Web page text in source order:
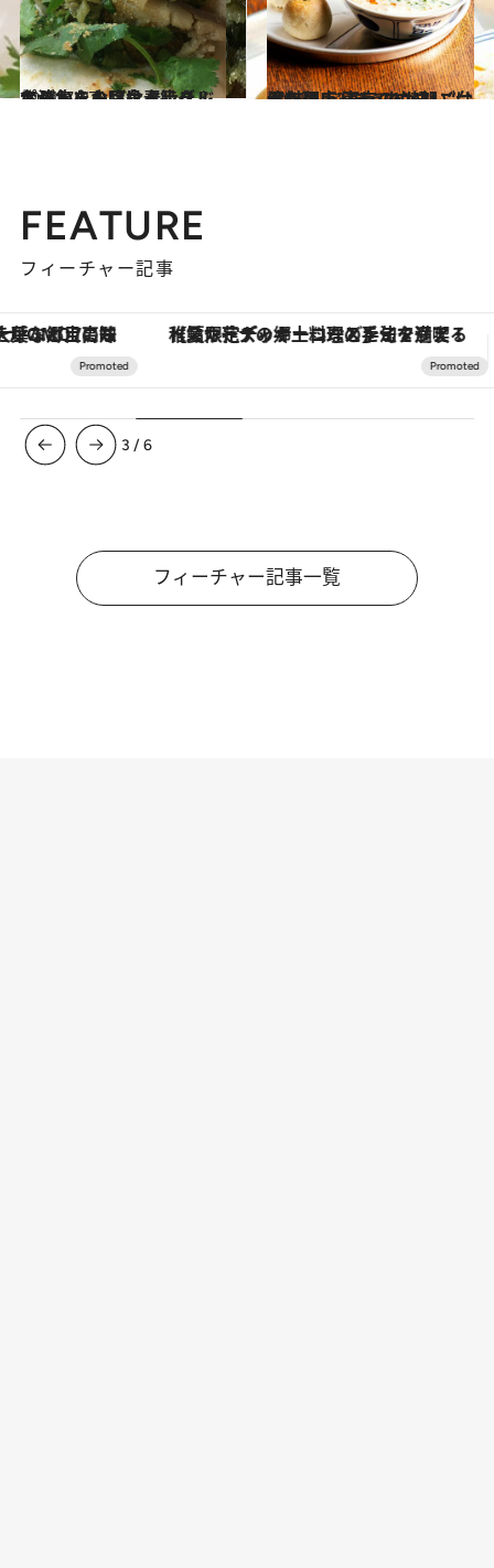
2021.7.17
台湾から小吃食べ歩きレポートをお届け B級グルメが集まる【永春】をぶらり
旅＆お出かけ 2021.11.24
保存版！ 東京のウマい“台湾料理店” あったか朝ごはんから点心まで10軒
グルメ
FEATURE
フィーチャー記事
【夏限定ディナーコース】旬を迎える稚鮎や花ズッキーニなどをイタリア・トスカーナの郷土料理の手法で満喫！
3 /6
フィーチャー記事一覧